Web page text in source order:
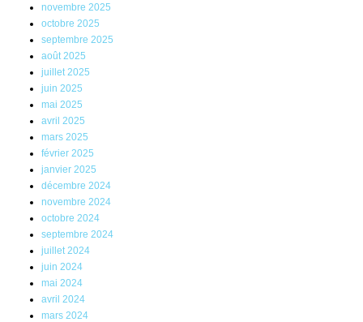
novembre 2025
octobre 2025
septembre 2025
août 2025
juillet 2025
juin 2025
mai 2025
avril 2025
mars 2025
février 2025
janvier 2025
décembre 2024
novembre 2024
octobre 2024
septembre 2024
juillet 2024
juin 2024
mai 2024
avril 2024
mars 2024